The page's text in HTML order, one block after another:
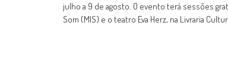
julho a 9 de agosto. O evento terá sessões
Som (MIS) e o teatro Eva Herz, na Livraria